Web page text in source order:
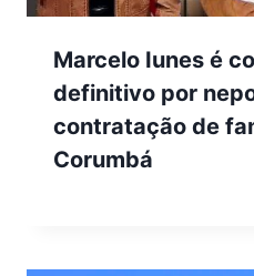
Marcelo Iunes é
definitivo por
contratação de
Corumbá